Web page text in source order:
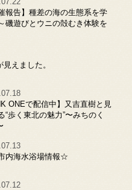
報告】種差の海の生態系を学
磯遊びとウニの殻むき体験を
えました。
ONEで配信中】又吉直樹と見
“歩く東北の魅力”〜みちのく
内海水浴場情報☆